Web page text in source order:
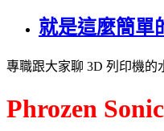
就是這麼簡單
專職跟大家聊 3D 列印機的
Phrozen